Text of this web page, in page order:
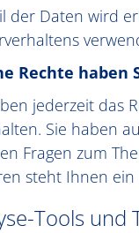
der Daten wird
Rechte haben
jederzeit das
Sie haben
Fragen zum
steht Ihnen
Tools und